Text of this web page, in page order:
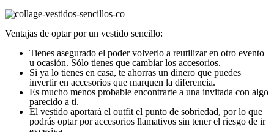
Ventajas de optar por un vestido sencillo:
Tienes asegurado el poder volverlo a reutilizar en otro evento
u ocasión. Sólo tienes que cambiar los accesorios.
Si ya lo tienes en casa, te ahorras un dinero que puedes
invertir en accesorios que marquen la diferencia.
Es mucho menos probable encontrarte a una invitada con algo
parecido a ti.
El vestido aportará el outfit el punto de sobriedad, por lo que
podrás optar por accesorios llamativos sin tener el riesgo de ir